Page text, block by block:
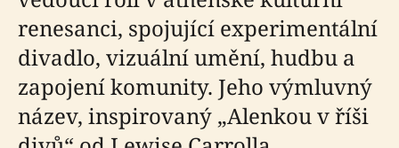
renesanci, spojující experimentální
divadlo, vizuální umění, hudbu a
zapojení komunity. Jeho výmluvný
název, inspirovaný „Alenkou v říši